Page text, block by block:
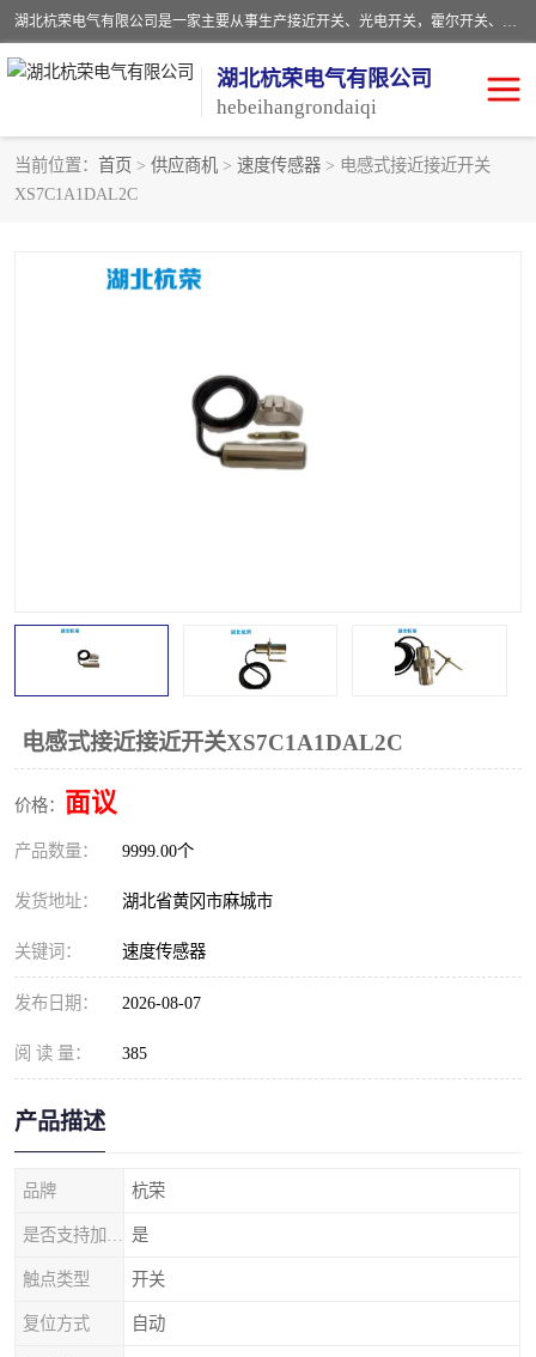
湖北杭荣电气有限公司是一家主要从事生产接近开关、光电开关，霍尔开关、两级跑偏开关、双向拉绳开关、速度监测器、皮带打滑开关、阻旋式料位开关、皮带纵向撕裂开关、溜槽堵塞开关、声光报警器、矿用磁性井筒开关等，主营行业：电气设备、仪器仪表制造, 高低压电器，成套电气设备，矿用防爆机电设备，皮带机综合保护系统，防爆电器，传感器，工矿配件，电器配件，自动化工业机器人的研发，制造，加工销售。
湖北杭荣电气有限公司
hebeihangrondaiqi
当前位置： 首页 > 供应商机 > 速度传感器 > 电感式接近接近开关
XS7C1A1DAL2C
电感式接近接近开关XS7C1A1DAL2C
价格： 面议
产品数量： 9999.00个
发货地址： 湖北省黄冈市麻城市
关键词： 速度传感器
发布日期： 2026-08-07
阅 读 量： 385
产品描述
品牌 杭荣
是
触点类型 开关
复位方式 自动
阻旋料位开关
音叉开关
光电开关
限位开关 速度检测器
速度传感器
微电脑超速开关